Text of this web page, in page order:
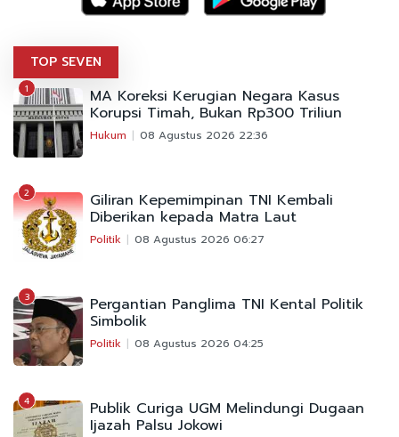
TOP SEVEN
1 MA Koreksi Kerugian Negara Kasus
Korupsi Timah, Bukan Rp300 Triliun
Hukum 08 Agustus 2026 22:36
2 Giliran Kepemimpinan TNI Kembali
Diberikan kepada Matra Laut
Politik 08 Agustus 2026 06:27
3 Pergantian Panglima TNI Kental Politik
Simbolik
Politik 08 Agustus 2026 04:25
4 Publik Curiga UGM Melindungi Dugaan
Ijazah Palsu Jokowi